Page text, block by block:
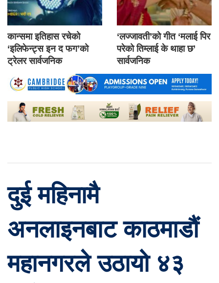
कान्समा इतिहास रचेको
‘इलिफेन्ट्स इन द फग’को
ट्रेलर सार्वजनिक
‘लज्जावती’को गीत ‘मलाई पिर
परेको तिम्लाई के थाहा छ’
सार्वजनिक
दुई महिनामै
अनलाइनबाट काठमाडौं
महानगरले उठायो ४३